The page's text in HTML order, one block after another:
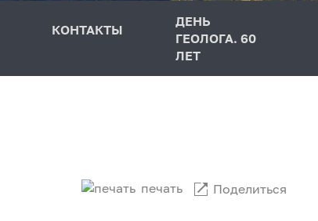
КОНТАКТЫ
ДЕНЬ
ГЕОЛОГА. 60
ЛЕТ
печать Поделиться